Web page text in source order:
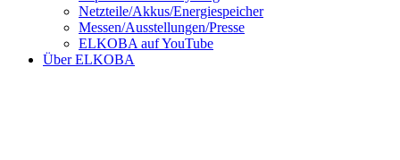
Netzteile/Akkus/Energiespeicher
Messen/Ausstellungen/Presse
ELKOBA auf YouTube
Über ELKOBA